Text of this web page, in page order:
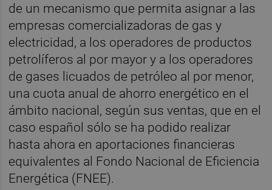
de un mecanismo que permita asignar a las
empresas comercializadoras de gas y
electricidad, a los operadores de productos
petrolíferos al por mayor y a los operadores
de gases licuados de petróleo al por menor,
una cuota anual de ahorro energético en el
ámbito nacional, según sus ventas, que en el
caso español sólo se ha podido realizar
hasta ahora en aportaciones financieras
equivalentes al Fondo Nacional de Eficiencia
Energética (FNEE).